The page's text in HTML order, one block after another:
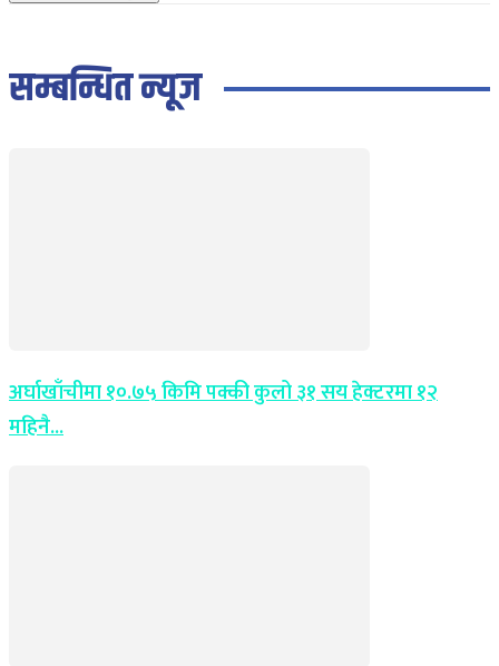
सम्बन्धित न्यूज
अर्घाखाँचीमा १०.७५ किमि पक्की कुलो ३१ सय हेक्टरमा १२
महिनै...